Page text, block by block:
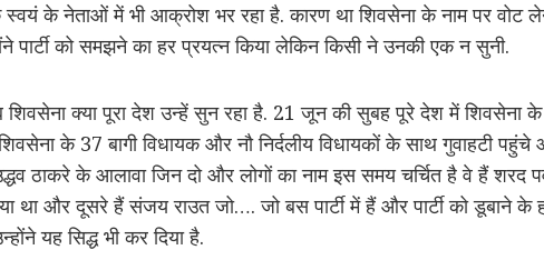
के नेताओं में भी आक्रोश भर रहा है. कारण था शिवसेना के नाम पर वोट
को समझने का हर प्रयत्न किया लेकिन किसी ने उनकी एक न सुनी.
शिवसेना क्या पूरा देश उन्हें सुन रहा है. 21 जून की सुबह पूरे देश में
के 37 बागी विधायक और नौ निर्दलीय विधायकों के साथ गुवाहटी
ठाकरे के आलावा जिन दो और लोगों का नाम इस समय चर्चित है वे हैं शरद
था और दूसरे हैं संजय राउत जो…. जो बस पार्टी में हैं और पार्टी को डूबाने
यह सिद्ध भी कर दिया है.